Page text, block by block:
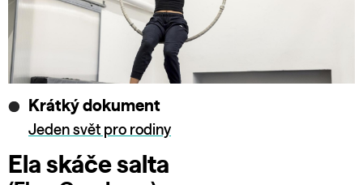
Krátký dokument
Jeden svět pro rodiny
Ela skáče salta